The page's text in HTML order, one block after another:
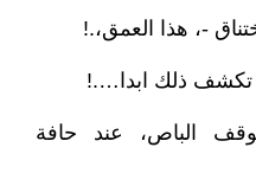
-، هذا العمق،.!
تكشف ذلك ابدا….!
الباص، عند حافة